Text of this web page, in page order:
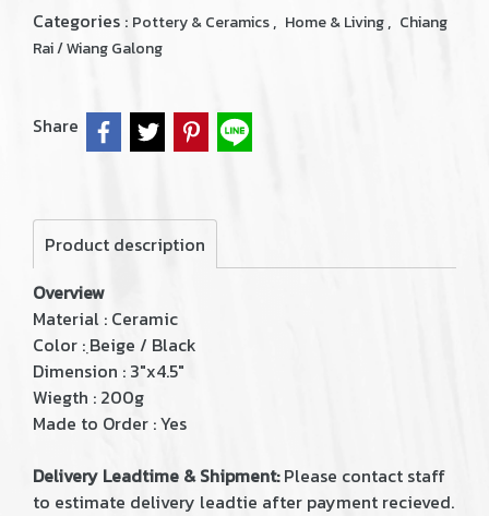
Categories : Pottery & Ceramics, Home & Living, Chiang
Rai / Wiang Galong
Share
Product description
Overview
Material : Ceramic
Color : ฺBeige / Black
Dimension : 3"x4.5"
Wiegth : 200g
Made to Order : Yes
Delivery Leadtime & Shipment:Please contact staff
to estimate delivery leadtie after payment recieved.